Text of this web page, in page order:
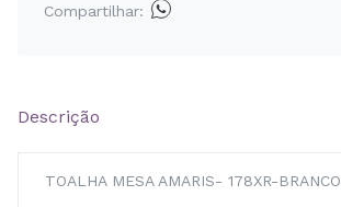
Compartilhar:
Descrição
TOALHA MESA AMARIS- 178XR-BRANCO